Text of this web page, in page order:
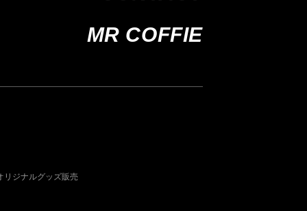
MR COFFIE
リジナルグッズ販売